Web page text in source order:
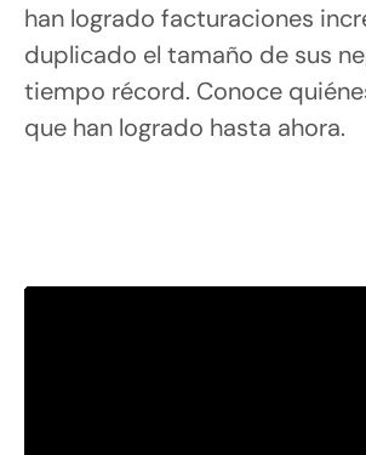
han logrado facturaciones
duplicado el tamaño de sus
tiempo récord. Conoce
que han logrado hasta ahora.